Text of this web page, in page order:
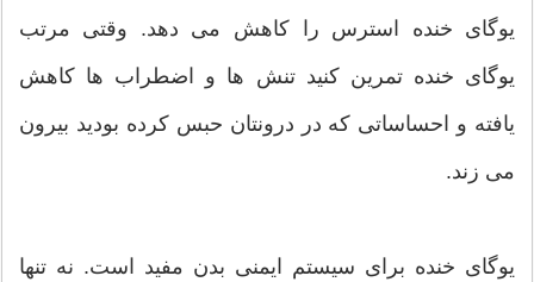
یوگای خنده استرس را کاهش می دهد. وقتی مرتب
یوگای خنده تمرین کنید تنش ها و اضطراب ها کاهش
یافته و احساساتی که در درونتان حبس کرده بودید بیرون
می زند.
یوگای خنده برای سیستم ایمنی بدن مفید است. نه تنها